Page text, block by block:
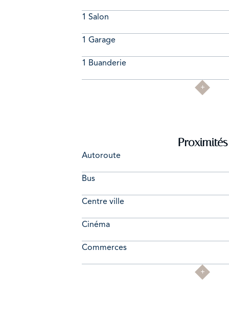
1 Salon
1 Garage
1 Buanderie
Proximités
Autoroute
Bus
Centre ville
Cinéma
Commerces